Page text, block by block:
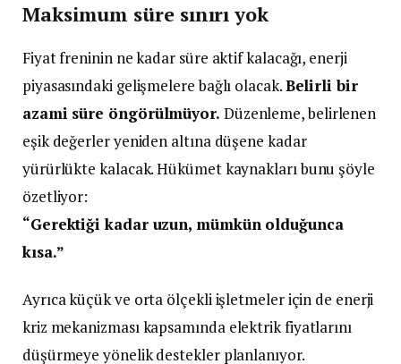
Maksimum süre sınırı yok
Fiyat freninin ne kadar süre aktif kalacağı, enerji
piyasasındaki gelişmelere bağlı olacak.Belirli bir
azami süre öngörülmüyor. Düzenleme, belirlenen
eşik değerler yeniden altına düşene kadar
yürürlükte kalacak. Hükümet kaynakları bunu şöyle
özetliyor:
“Gerektiği kadar uzun, mümkün olduğunca
kısa.”
Ayrıca küçük ve orta ölçekli işletmeler için de enerji
kriz mekanizması kapsamında elektrik fiyatlarını
düşürmeye yönelik destekler planlanıyor.